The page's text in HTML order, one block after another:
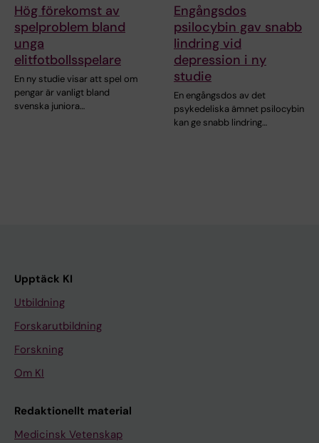
Hög förekomst av
spelproblem bland
unga
elitfotbollsspelare
En ny studie visar att spel om
pengar är vanligt bland
svenska juniora…
Engångsdos
psilocybin gav snabb
lindring vid
depression i ny
studie
En engångsdos av det
psykedeliska ämnet psilocybin
kan ge snabb lindring…
Upptäck KI
Utbildning
Forskarutbildning
Forskning
Om KI
Redaktionellt material
Medicinsk Vetenskap